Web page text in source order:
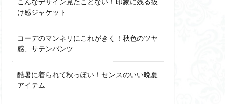
け感ジャケット
コーデのマンネリにこれがきく！秋色のツヤ
感、サテンパンツ
酷暑に着られて秋っぽい！センスのいい晩夏
アイテム